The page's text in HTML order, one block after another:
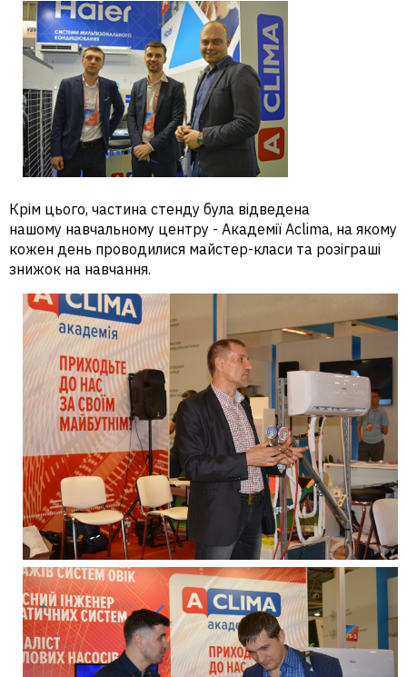
Крім цього, частина стенду була відведена
нашому навчальному центру - Академії Aclima, на якому
кожен день проводилися майстер-класи та розіграші
знижок на навчання.